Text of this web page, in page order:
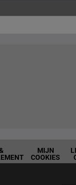
MIJN
COOKIES